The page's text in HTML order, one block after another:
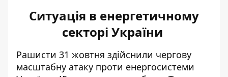
Ситуація в енергетичному
секторі України
Рашисти 31 жовтня здійснили чергову
масштабну атаку проти енергосистеми